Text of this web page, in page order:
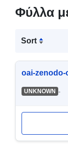
Φύλλα
Sort
oai-zenodo-
UNKNOWN -